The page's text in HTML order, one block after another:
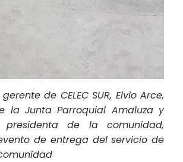
de CELEC SUR, Elvio Arce,
la Junta Parroquial Amaluza y
presidenta de la comunidad,
de entrega del servicio de